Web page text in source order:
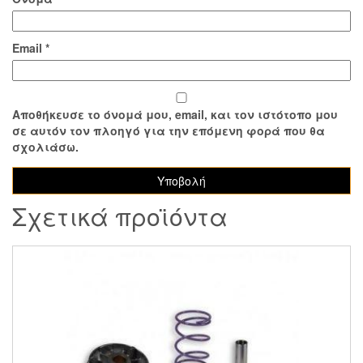
Email *
Αποθήκευσε το όνομά μου, email, και τον ιστότοπο μου
σε αυτόν τον πλοηγό για την επόμενη φορά που θα
σχολιάσω.
Σχετικά προϊόντα